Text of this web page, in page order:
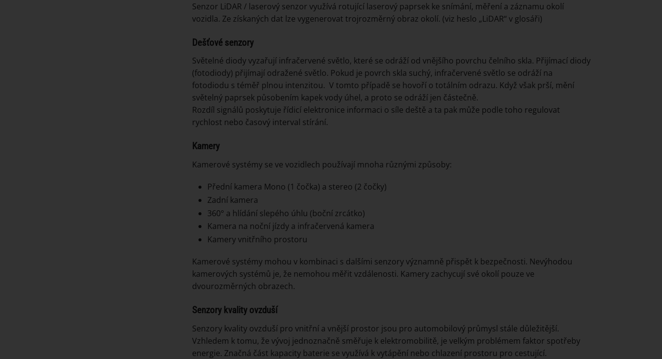
Senzor LiDAR / laserový senzor využívá rotující laserový paprsek ke snímání, měření a záznamu okolí
vozidla. Ze získaných dat lze vygenerovat trojrozměrný obraz okolí. (viz heslo „LiDAR“ v glosáři)
Dešťové senzory
Světelné diody vyzařují infračervené světlo, které se odráží od vnějšího povrchu čelního skla. Přijímací diody
(fotodiody) přijímají odražené světlo. Pokud je povrch skla suchý, infračervené světlo se odráží na
fotodiodu s téměř plnou intenzitou. V tomto případě se hovoří o totálním odrazu. Když však prší, mění
světelný paprsek působením kapek vody úhel, a proto se odráží jen částečně.
Rozdíl signálů poskytuje řídicí elektronice informaci o síle deště a ta pak může podle toho regulovat
rychlost nebo časový interval stírání.
Kamery
Kamerové systémy se ve vozidlech používají mnoha různými způsoby:
Přední kamera Mono (1 čočka) a stereo (2 čočky)
Zadní kamera
360° a hlídání slepého úhlu (boční zrcátko)
Kamera na noční jízdy a infračervená kamera
Kamery vnitřního prostoru
Kamerové systémy mohou v kombinaci s dalšími senzory významně přispět k bezpečnosti. Nevýhodou
kamerových systémů je, že nemohou měřit vzdálenosti. Kamery zachycují své okolí pouze ve
dvourozměrných obrazech.
Senzory kvality ovzduší
Senzory kvality ovzduší pro vnitřní a vnější prostor jsou pro automobilový průmysl stále důležitější.
Vzhledem k tomu, že vývoj jednoznačně směřuje k elektromobilitě, je velkým problémem faktor spotřeby
energie. Značná část kapacity baterie se využívá k vytápění nebo chlazení prostoru pro cestující.